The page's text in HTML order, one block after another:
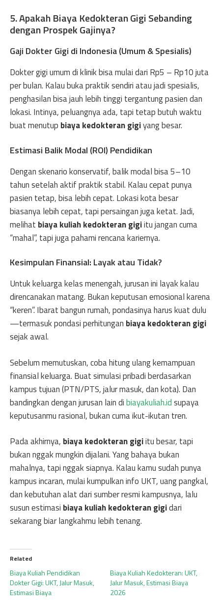
5. Apakah Biaya Kedokteran Gigi Sebanding
dengan Prospek Gajinya?
Gaji Dokter Gigi di Indonesia (Umum & Spesialis)
Dokter gigi umum di klinik bisa mulai dari Rp5 – Rp10 juta
per bulan. Kalau buka praktik sendiri atau jadi spesialis,
penghasilan bisa jauh lebih tinggi tergantung pasien dan
lokasi. Intinya, peluangnya ada, tapi tetap butuh waktu
buat menutup biaya kedokteran gigiyang besar.
Estimasi Balik Modal (ROI) Pendidikan
Dengan skenario konservatif, balik modal bisa 5–10
tahun setelah aktif praktik stabil. Kalau cepat punya
pasien tetap, bisa lebih cepat. Lokasi kota besar
biasanya lebih cepat, tapi persaingan juga ketat. Jadi,
melihat biaya kuliah kedokteran gigiitu jangan cuma
“mahal”, tapi juga pahami rencana kariernya.
Kesimpulan Finansial: Layak atau Tidak?
Untuk keluarga kelas menengah, jurusan ini layak kalau
direncanakan matang. Bukan keputusan emosional karena
“keren”. Ibarat bangun rumah, pondasinya harus kuat dulu
—termasuk pondasi perhitungan biaya kedokteran gigi
sejak awal.
Sebelum memutuskan, coba hitung ulang kemampuan
finansial keluarga. Buat simulasi pribadi berdasarkan
kampus tujuan (PTN/PTS, jalur masuk, dan kota). Dan
bandingkan dengan jurusan lain dibiayakuliah.idsupaya
keputusanmu rasional, bukan cuma ikut-ikutan tren.
Pada akhirnya, biaya kedokteran gigiitu besar, tapi
bukan nggak mungkin dijalani. Yang bahaya bukan
mahalnya, tapi nggak siapnya. Kalau kamu sudah punya
kampus incaran, mulai kumpulkan info UKT, uang pangkal,
dan kebutuhan alat dari sumber resmi kampusnya, lalu
susun estimasi biaya kuliah kedokteran gigidari
sekarang biar langkahmu lebih tenang.
Related
Biaya Kuliah Pendidikan
Dokter Gigi: UKT, Jalur Masuk,
Estimasi Biaya
Biaya Kuliah Kedokteran: UKT,
Jalur Masuk, Estimasi Biaya
2026